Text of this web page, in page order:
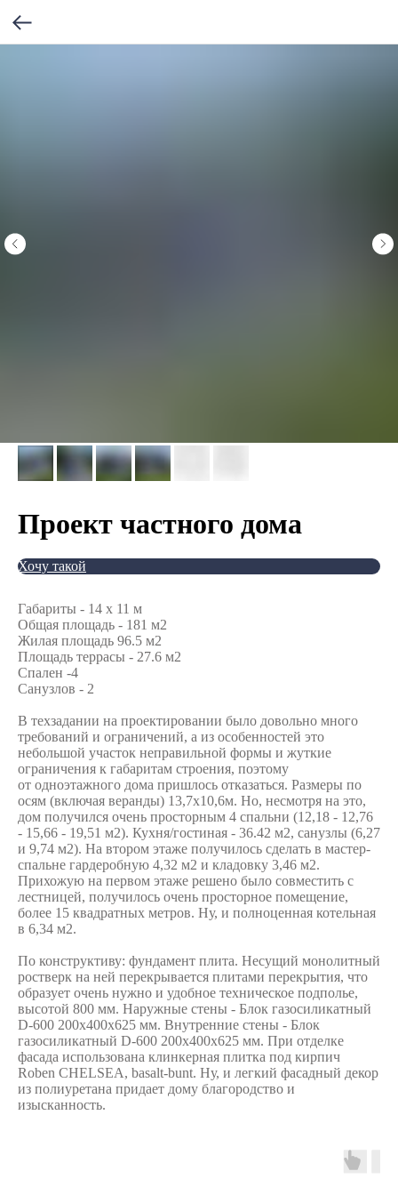
Проект частного дома
Хочу такой
Габариты - 14 x 11 м
Общая площадь - 181 м2
Жилая площадь 96.5 м2
Площадь террасы - 27.6 м2
Спален -4
Санузлов - 2
В техзадании на проектировании было довольно много
требований и ограничений, а из особенностей это
небольшой участок неправильной формы и жуткие
ограничения к габаритам строения, поэтому
от одноэтажного дома пришлось отказаться. Размеры по
осям (включая веранды) 13,7х10,6м. Но, несмотря на это,
дом получился очень просторным 4 спальни (12,18 - 12,76
- 15,66 - 19,51 м2). Кухня/гостиная - 36.42 м2, санузлы (6,27
и 9,74 м2). На втором этаже получилось сделать в мастер-
спальне гардеробную 4,32 м2 и кладовку 3,46 м2.
Прихожую на первом этаже решено было совместить с
лестницей, получилось очень просторное помещение,
более 15 квадратных метров. Ну, и полноценная котельная
в 6,34 м2.
По конструктиву: фундамент плита. Несущий монолитный
ростверк на ней перекрывается плитами перекрытия, что
образует очень нужно и удобное техническое подполье,
высотой 800 мм. Наружные стены - Блок газосиликатный
D-600 200х400х625 мм. Внутренние стены - Блок
газосиликатный D-600 200х400х625 мм. При отделке
фасада использована клинкерная плитка под кирпич
Roben CHELSEA, basalt-bunt. Ну, и легкий фасадный декор
из полиуретана придает дому благородство и
изысканность.